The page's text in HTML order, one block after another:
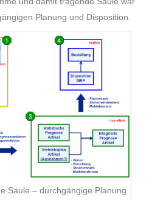
Planung und Disposition.
Säule – durchgängige Planung